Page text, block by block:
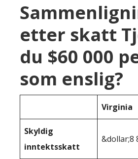
etter skatt
du $60 000
som enslig?
Virginia
Skyldig
inntektsskatt
&dollar;8